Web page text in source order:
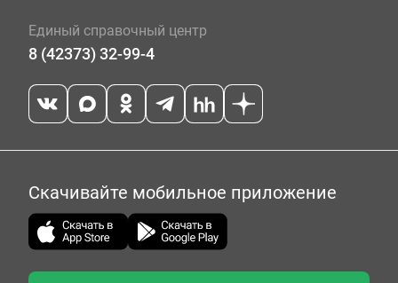
Единый справочный центр
8 (42373) 32-99-4
Скачивайте мобильное приложение